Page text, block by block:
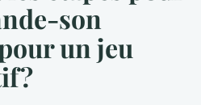
son
un jeu